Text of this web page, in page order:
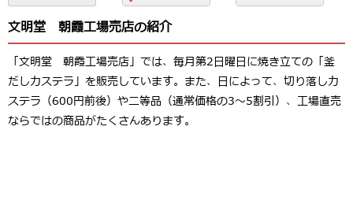
文明堂 朝霞工場売店の紹介
「文明堂 朝霞工場売店」では、毎月第2日曜日に焼き立ての「釜
だしカステラ」を販売しています。また、日によって、切り落しカ
ステラ（600円前後）や二等品（通常価格の3～5割引）、工場直売
ならではの商品がたくさんあります。